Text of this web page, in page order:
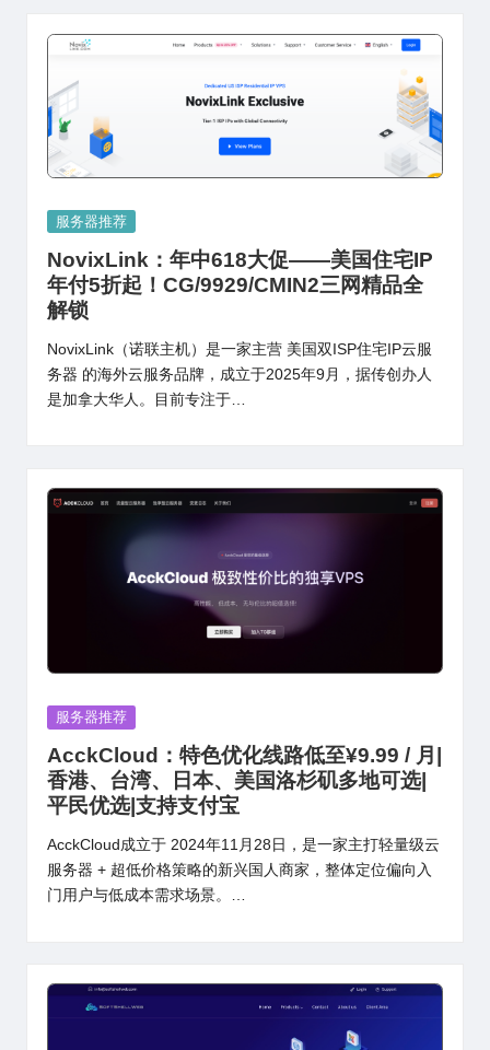
Posted
服务器推荐
NovixLink：年中618大促——美国住宅IP
年付5折起！CG/9929/CMIN2三网精品全
解锁
NovixLink（诺联主机）是一家主营 美国双ISP住宅IP云服
务器 的海外云服务品牌，成立于2025年9月，据传创办人
是加拿大华人。目前专注于…
Posted
服务器推荐
AcckCloud：特色优化线路低至¥9.99 / 月|
香港、台湾、日本、美国洛杉矶多地可选|
平民优选|支持支付宝
AcckCloud成立于 2024年11月28日，是一家主打轻量级云
服务器 + 超低价格策略的新兴国人商家，整体定位偏向入
门用户与低成本需求场景。…